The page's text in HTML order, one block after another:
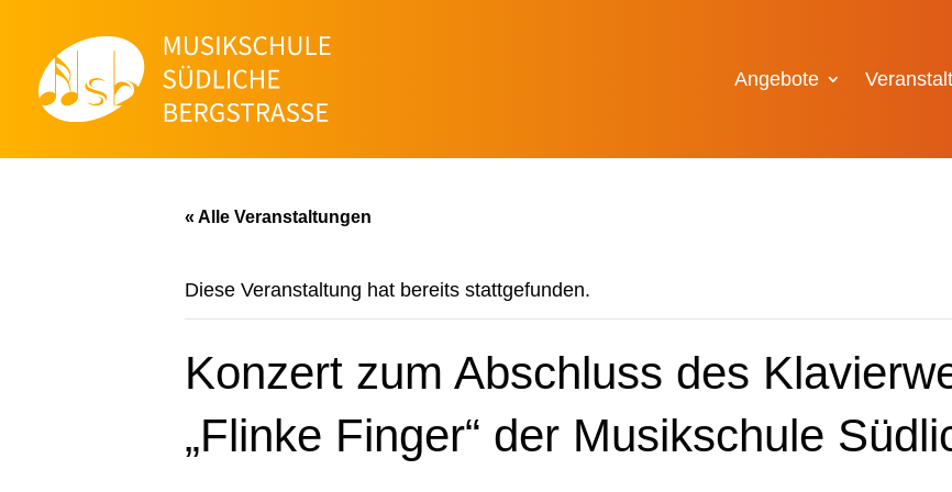
Angebote
« Alle Veranstaltungen
Diese Veranstaltung hat bereits stattgefunden.
Konzert zum Abschluss des
„Flinke Finger“ der Musikschule